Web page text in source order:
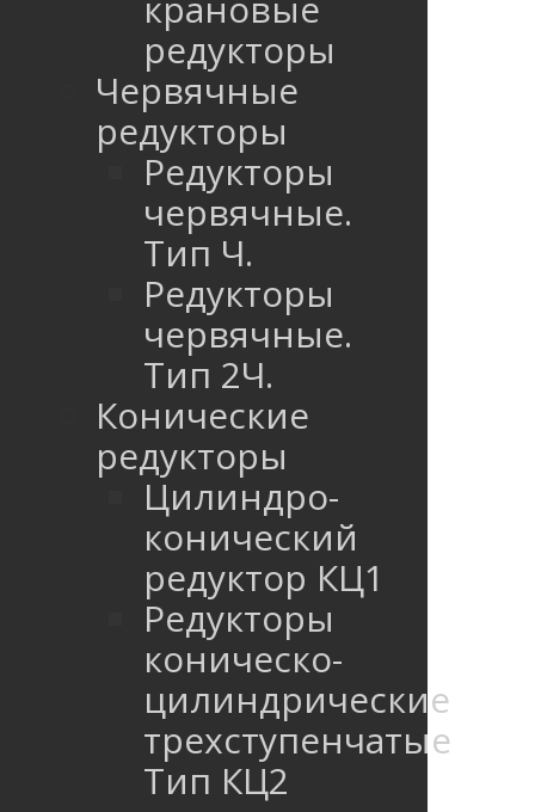
редукторы
Червячные
редукторы
Редукторы
червячные.
Тип Ч.
Редукторы
червячные.
Тип 2Ч.
Конические
редукторы
Цилиндро-
конический
редуктор КЦ1
Редукторы
коническо-
цилиндрические
трехступенчатые
Тип КЦ2